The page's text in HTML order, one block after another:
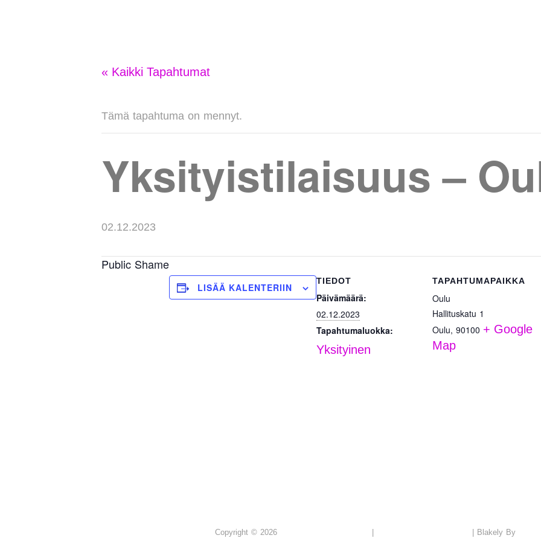
« Kaikki Tapahtumat
Tämä tapahtuma on mennyt.
Yksityistilaisuus –
02.12.2023
Public Shame
LISÄÄ KALENTERIIN
TIEDOT
Päivämäärä:
02.12.2023
Tapahtumaluokka:
Yksityinen
TAPAHTUMAPAIKKA
Oulu
Hallituskatu 1
Oulu, 90100 + Google
Map
Copyright © 2026 Blakely By